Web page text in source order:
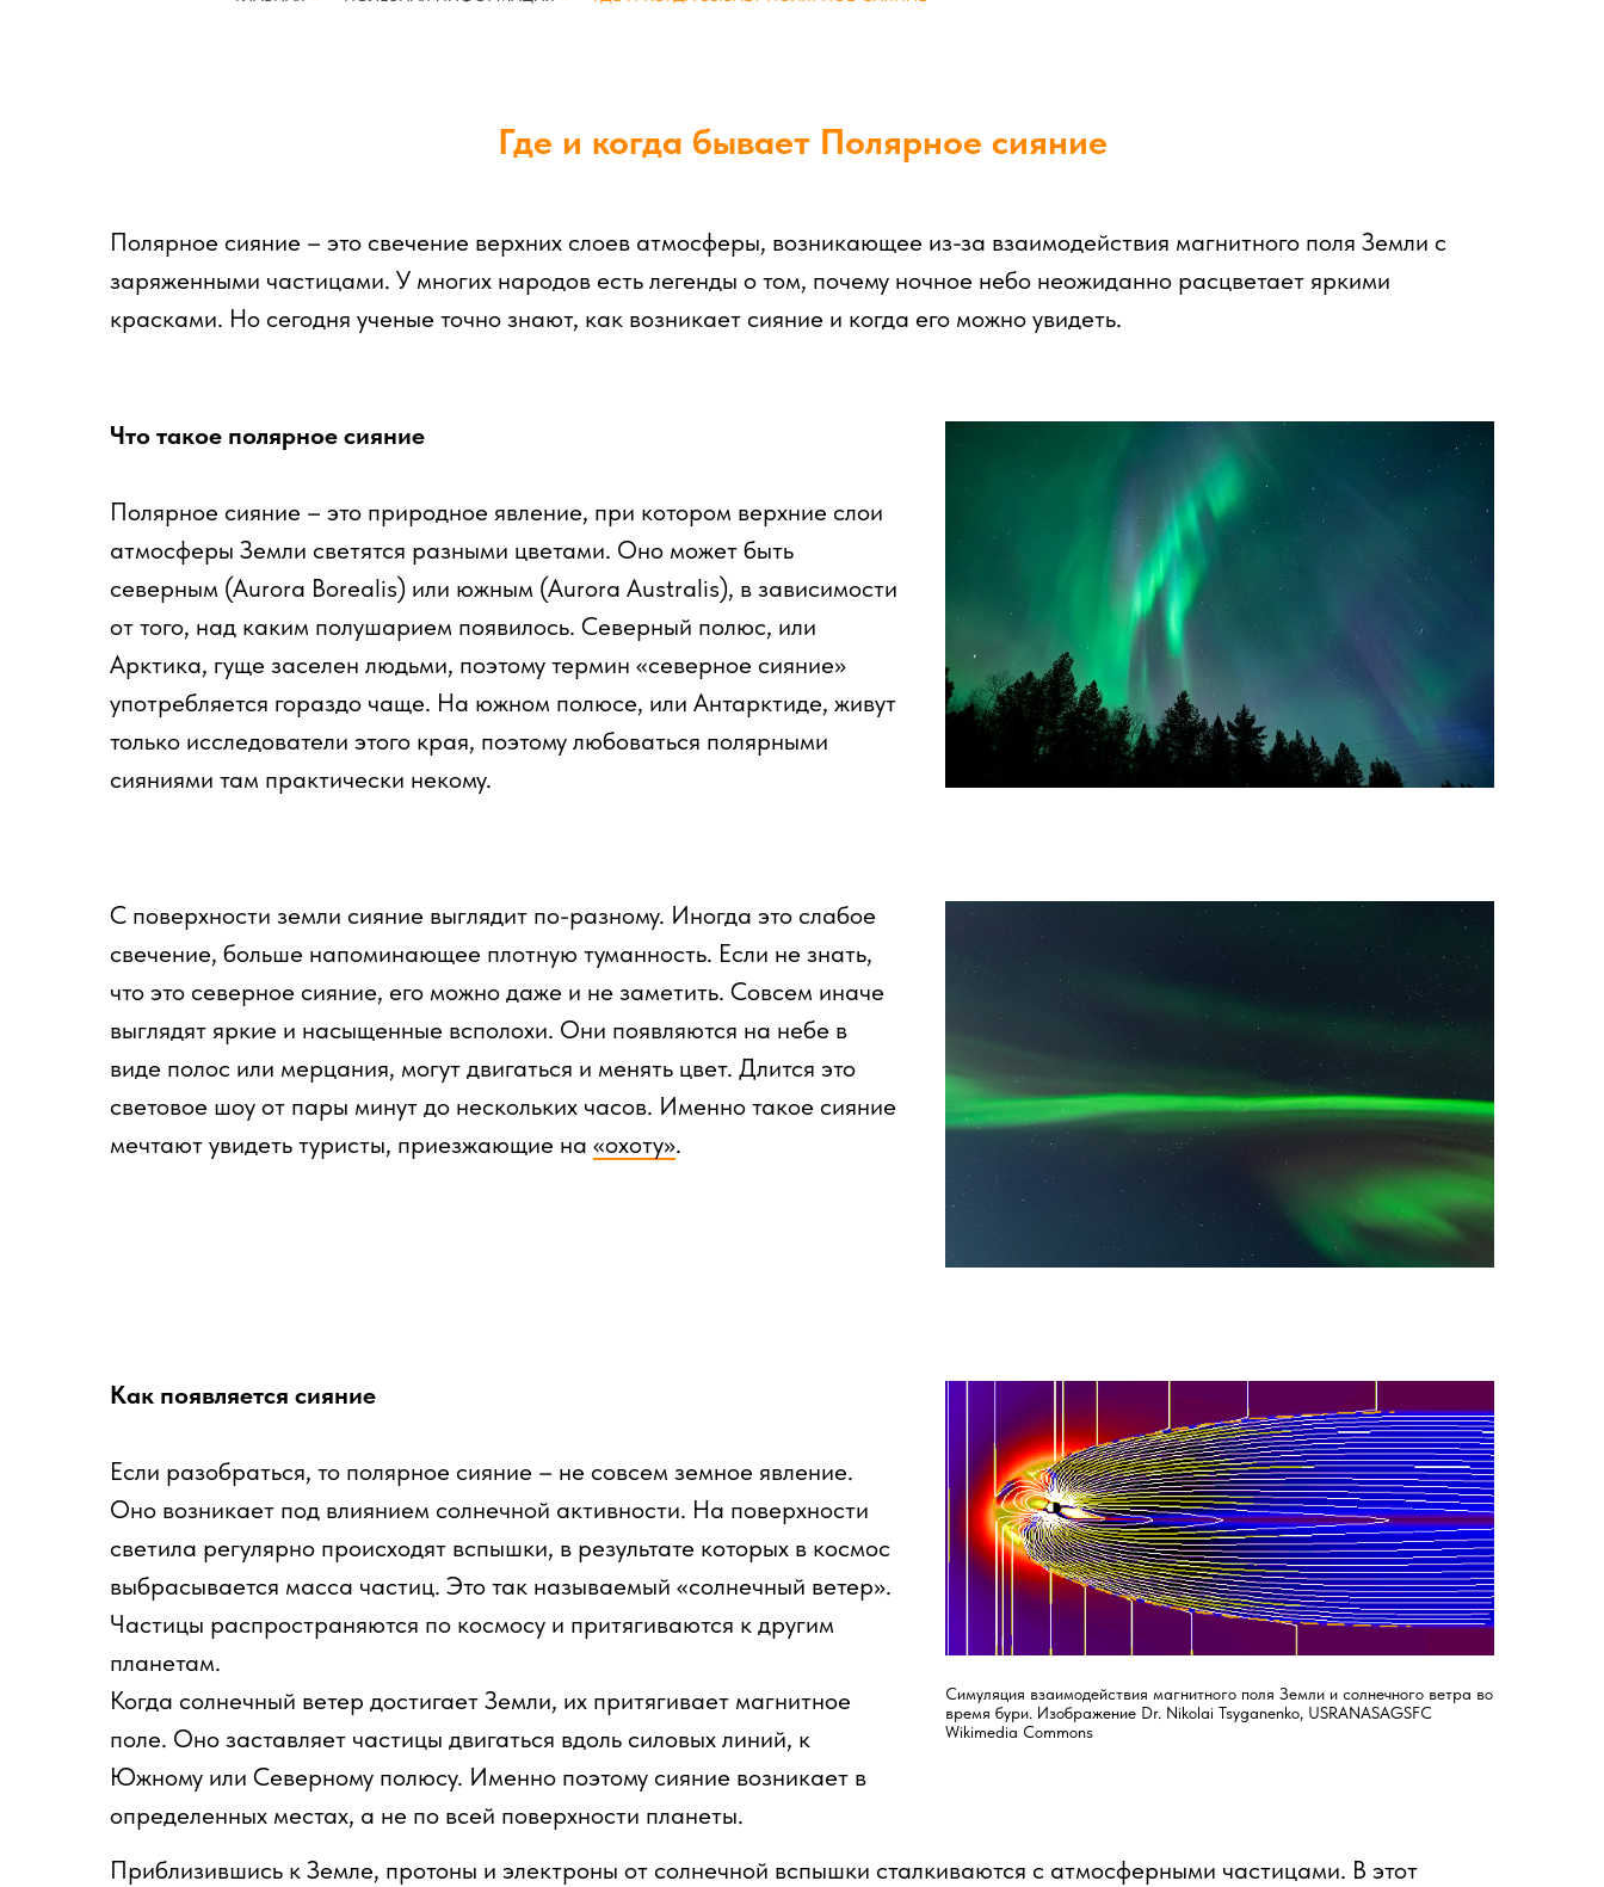
Где и когда бывает Полярное сияние
Полярное сияние – это свечение верхних слоев атмосферы, возникающее из-за взаимодействия магнитного поля Земли с
заряженными частицами. У многих народов есть легенды о том, почему ночное небо неожиданно расцветает яркими
красками. Но сегодня ученые точно знают, как возникает сияние и когда его можно увидеть.
Что такое полярное сияние
Полярное сияние – это природное явление, при котором верхние слои
атмосферы Земли светятся разными цветами. Оно может быть
северным (Aurora Borealis) или южным (Aurora Australis), в зависимости
от того, над каким полушарием появилось. Северный полюс, или
Арктика, гуще заселен людьми, поэтому термин «северное сияние»
употребляется гораздо чаще. На южном полюсе, или Антарктиде, живут
только исследователи этого края, поэтому любоваться полярными
сияниями там практически некому.
С поверхности земли сияние выглядит по-разному. Иногда это слабое
свечение, больше напоминающее плотную туманность. Если не знать,
что это северное сияние, его можно даже и не заметить. Совсем иначе
выглядят яркие и насыщенные всполохи. Они появляются на небе в
виде полос или мерцания, могут двигаться и менять цвет. Длится это
световое шоу от пары минут до нескольких часов. Именно такое сияние
мечтают увидеть туристы, приезжающие на «охоту».
Как появляется сияние
Если разобраться, то полярное сияние – не совсем земное явление.
Оно возникает под влиянием солнечной активности. На поверхности
светила регулярно происходят вспышки, в результате которых в космос
выбрасывается масса частиц. Это так называемый «солнечный ветер».
Частицы распространяются по космосу и притягиваются к другим
планетам.
Когда солнечный ветер достигает Земли, их притягивает магнитное
поле. Оно заставляет частицы двигаться вдоль силовых линий, к
Южному или Северному полюсу. Именно поэтому сияние возникает в
определенных местах, а не по всей поверхности планеты.
Симуляция взаимодействия магнитного поля Земли и солнечного ветра во
время бури. Изображение Dr. Nikolai Tsyganenko, USRANASAGSFC
Wikimedia Commons
Приблизившись к Земле, протоны и электроны от солнечной вспышки сталкиваются с атмосферными частицами. В этот